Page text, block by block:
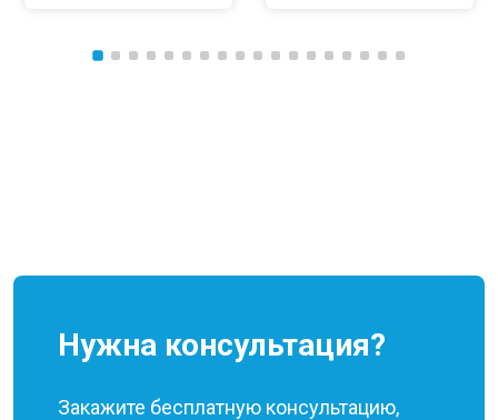
Нужна консультация?
Закажите бесплатную консультацию,